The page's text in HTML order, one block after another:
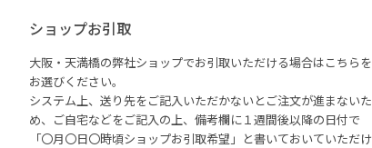
ショップお引取
大阪・天満橋の弊社ショップでお引取いただける場合はこちらを
お選びください。
システム上、送り先をご記入いただかないとご注文が進まないた
め、ご自宅などをご記入の上、備考欄に１週間後以降の日付で
「〇月〇日〇時頃ショップお引取希望」と書いておいていただけ